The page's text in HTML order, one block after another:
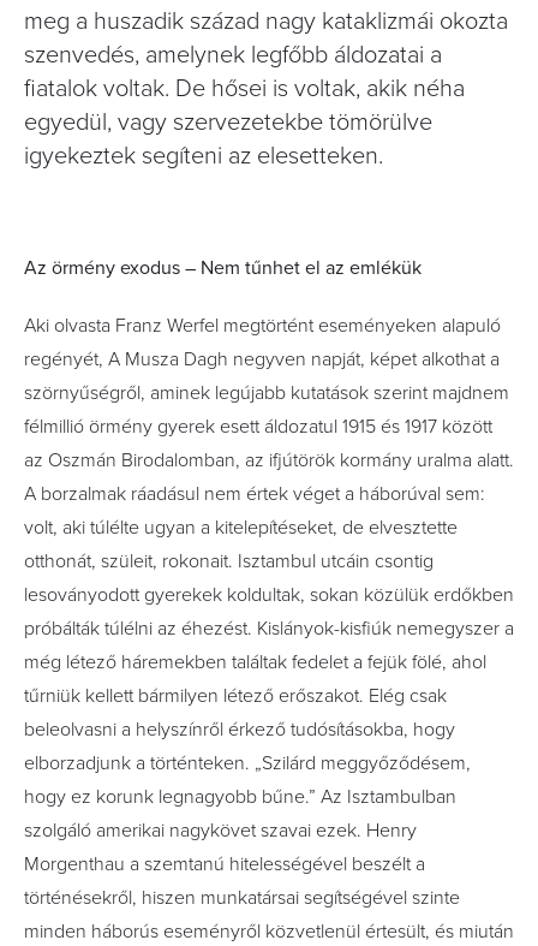
meg a huszadik század nagy kataklizmái okozta
szenvedés, amelynek legfőbb áldozatai a
fiatalok voltak. De hősei is voltak, akik néha
egyedül, vagy szervezetekbe tömörülve
igyekeztek segíteni az elesetteken.
Az örmény exodus – Nem tűnhet el az emlékük
Aki olvasta Franz Werfel megtörtént eseményeken alapuló
regényét, A Musza Dagh negyven napját, képet alkothat a
szörnyűségről, aminek legújabb kutatások szerint majdnem
félmillió örmény gyerek esett áldozatul 1915 és 1917 között
az Oszmán Birodalomban, az ifjútörök kormány uralma alatt.
A borzalmak ráadásul nem értek véget a háborúval sem:
volt, aki túlélte ugyan a kitelepítéseket, de elvesztette
otthonát, szüleit, rokonait. Isztambul utcáin csontig
lesoványodott gyerekek koldultak, sokan közülük erdőkben
próbálták túlélni az éhezést. Kislányok-kisfiúk nemegyszer a
még létező háremekben találtak fedelet a fejük fölé, ahol
tűrniük kellett bármilyen létező erőszakot. Elég csak
beleolvasni a helyszínről érkező tudósításokba, hogy
elborzadjunk a történteken. „Szilárd meggyőződésem,
hogy ez korunk legnagyobb bűne.” Az Isztambulban
szolgáló amerikai nagykövet szavai ezek. Henry
Morgenthau a szemtanú hitelességével beszélt a
történésekről, hiszen munkatársai segítségével szinte
minden háborús eseményről közvetlenül értesült, és miután